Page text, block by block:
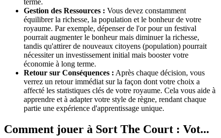
Gestion des Ressources : Vous devez constamment
équilibrer la richesse, la population et le bonheur de votre
royaume. Par exemple, dépenser de l'or pour un festival
pourrait augmenter le bonheur mais diminuer la richesse,
tandis qu'attirer de nouveaux citoyens (population) pourrait
nécessiter un investissement initial mais booster votre
économie à long terme.
Retour sur Conséquences : Après chaque décision, vous
verrez un retour immédiat sur la façon dont votre choix a
affecté les statistiques clés de votre royaume. Cela vous aide à
apprendre et à adapter votre style de règne, rendant chaque
partie une expérience d'apprentissage unique.
Comment jouer à Sort The Court : Vot...